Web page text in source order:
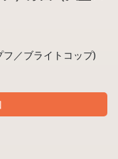
／ブライトコップ)